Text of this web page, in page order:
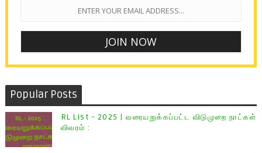
Popular Posts
RL List - 2025 | வரையறுக்கப்பட்ட விடுமுறை நாட்கள்
விவரம் :